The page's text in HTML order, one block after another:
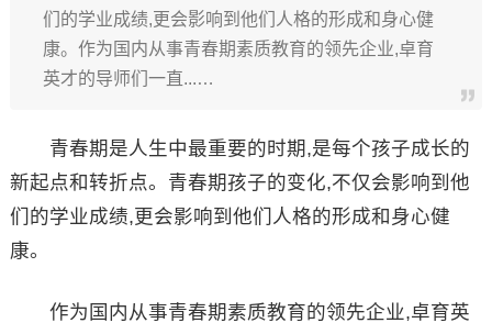
们的学业成绩,更会影响到他们人格的形成和身心健
康。作为国内从事青春期素质教育的领先企业,卓育
英才的导师们一直...…
青春期是人生中最重要的时期,是每个孩子成长的
新起点和转折点。青春期孩子的变化,不仅会影响到他
们的学业成绩,更会影响到他们人格的形成和身心健
康。
作为国内从事青春期素质教育的领先企业,卓育英